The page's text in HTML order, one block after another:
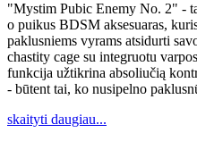
"Mystim Pubic Enemy No. 2" -
o puikus BDSM aksesuaras,
paklusniems vyrams atsidurti
chastity cage su integruotu
funkcija užtikrina absoliučią
- būtent tai, ko nusipelno
skaityti daugiau...